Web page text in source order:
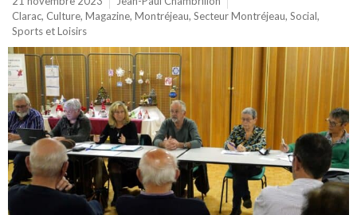
Clarac, Culture, Magazine, Montréjeau, Secteur Montréjeau, Social,
Sports et Loisirs